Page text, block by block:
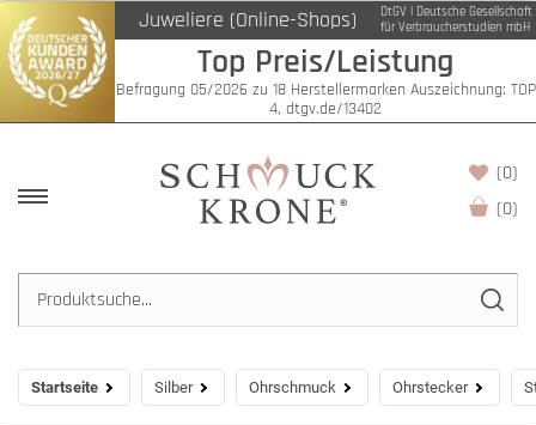
Juweliere (Online-Shops)
DtGV | Deutsche Gesellschaft
für Verbraucherstudien mbH
Top Preis/Leistung
Befragung 05/2026 zu 18 Herstellermarken Auszeichnung: TOP
4, dtgv.de/13402
(0)
(0)
Startseite Silber Ohrschmuck Ohrstecker